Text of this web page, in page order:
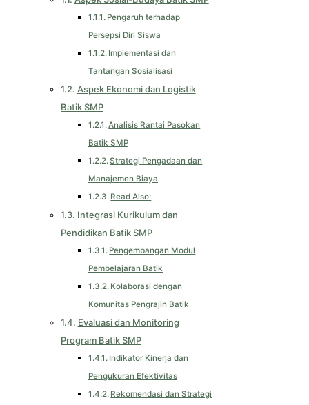
Pengaruh terhadap
Persepsi Diri Siswa
Implementasi dan
Tantangan Sosialisasi
Aspek Ekonomi dan Logistik
Batik SMP
Analisis Rantai Pasokan
Batik SMP
Strategi Pengadaan dan
Manajemen Biaya
Read Also:
Integrasi Kurikulum dan
Pendidikan Batik SMP
Pengembangan Modul
Pembelajaran Batik
Kolaborasi dengan
Komunitas Pengrajin Batik
Evaluasi dan Monitoring
Program Batik SMP
Indikator Kinerja dan
Pengukuran Efektivitas
Rekomendasi dan Strategi